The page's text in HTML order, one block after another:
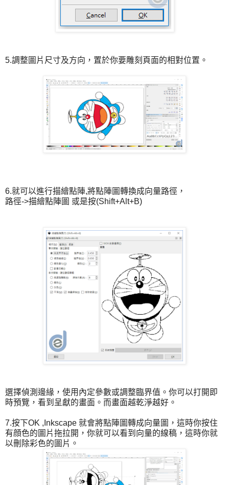
5.調整圖片尺寸及方向，置於你要雕刻頁面的相對位置。
6.就可以進行描繪點陣,將點陣圖轉換成向量路徑，
路徑->描繪點陣圖 或是按(Shift+Alt+B)
選擇偵測邊緣，使用內定參數或調整臨界值。你可以打開即
時預覽，看到呈獻的畫面。而畫面越乾淨越好。
7.按下OK ,Inkscape 就會將點陣圖轉成向量圖，這時你按住
有顔色的圖片拖拉開，你就可以看到向量的線稿，這時你就
以刪除彩色的圖片。